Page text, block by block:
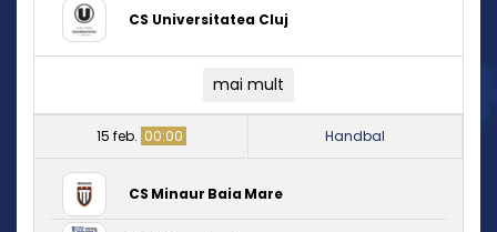
CS Universitatea Cluj
mai mult
15 feb. 00:00 Handbal
CS Minaur Baia Mare